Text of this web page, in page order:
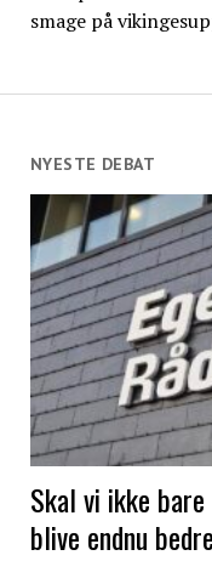
smage på
NYESTE DEBAT
Skal vi ikke bare
blive endnu